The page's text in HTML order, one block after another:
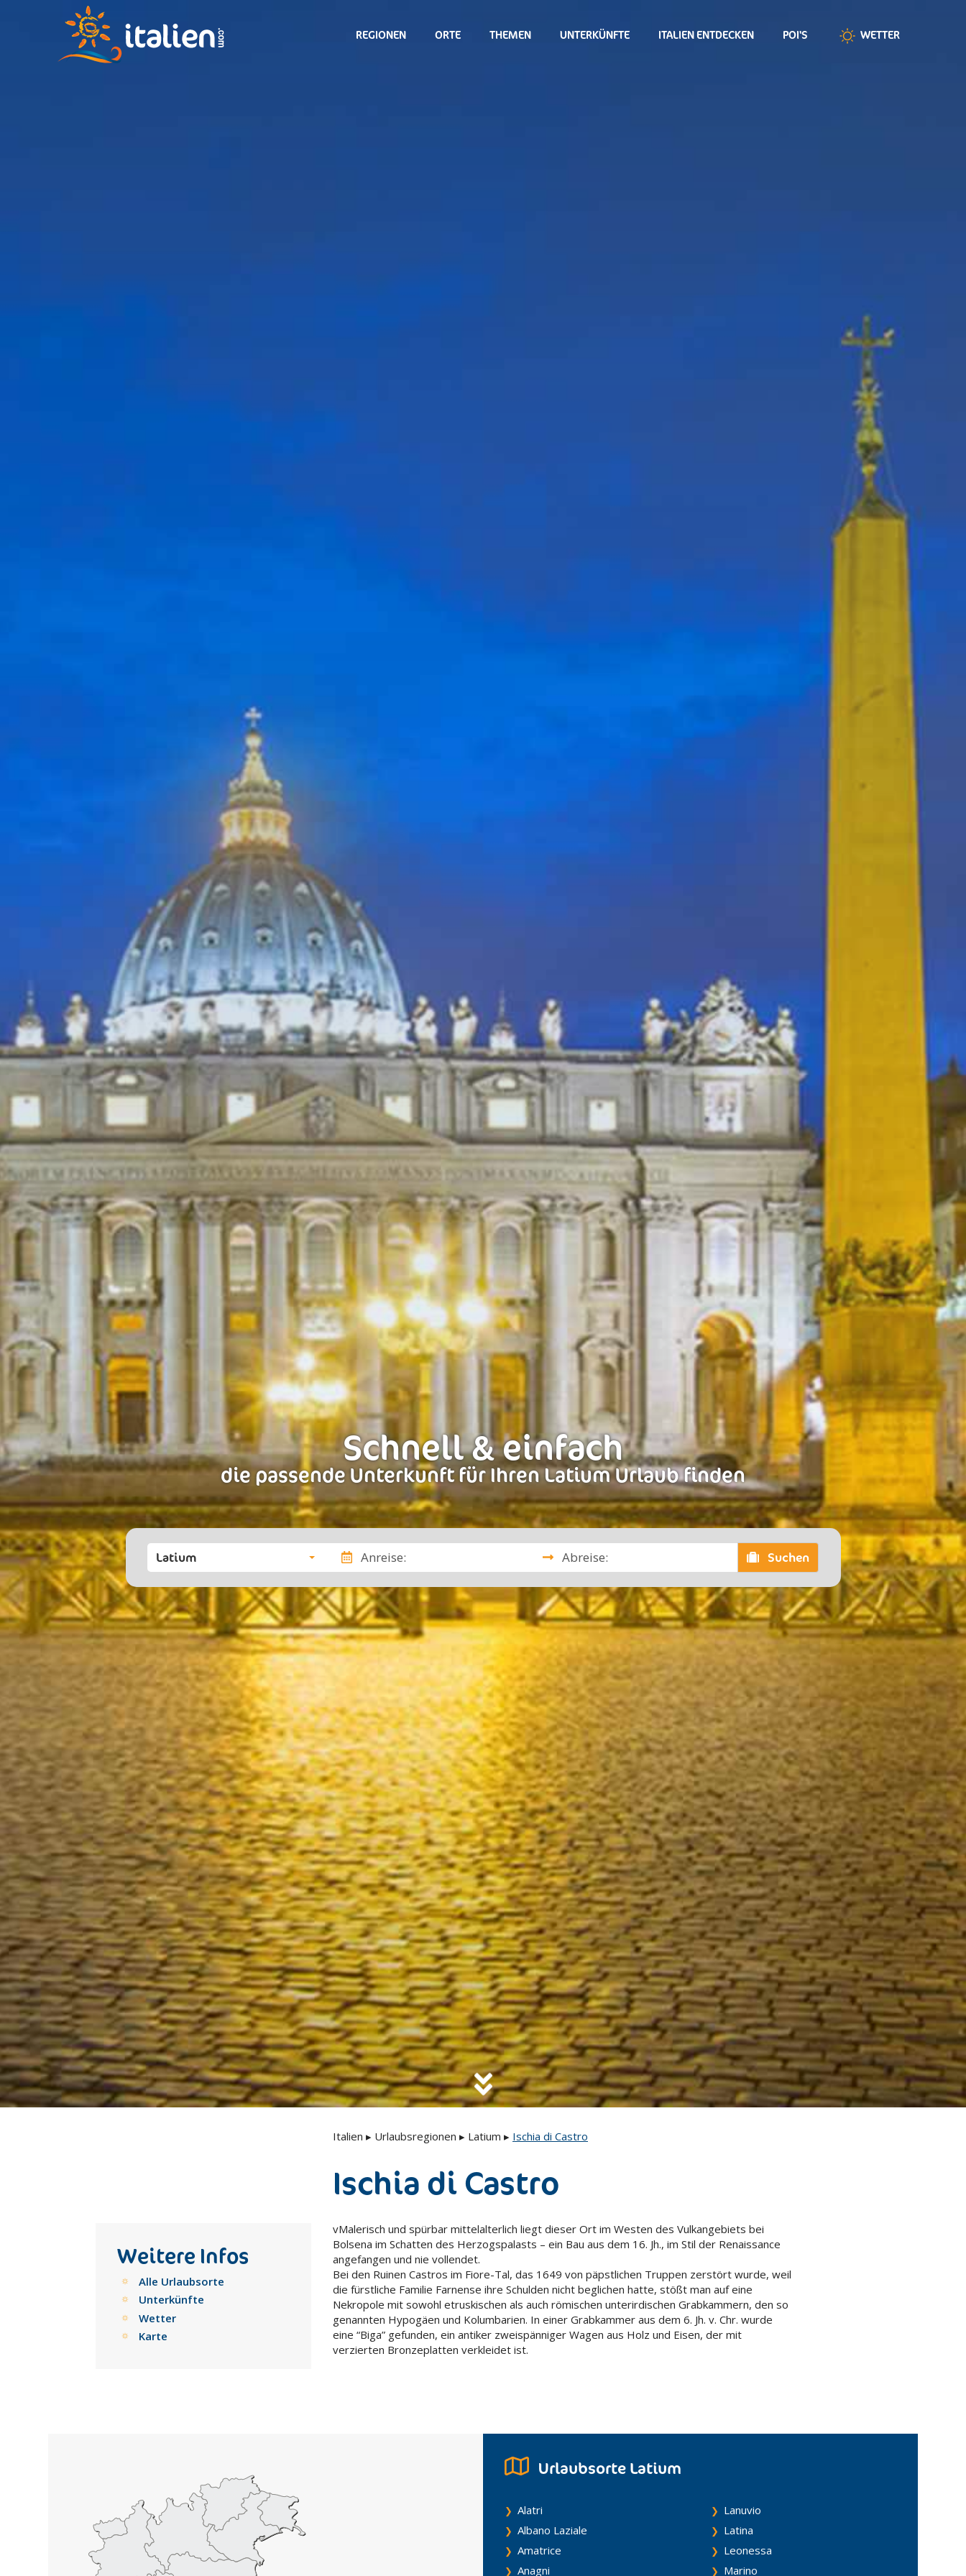
REGIONEN ORTE THEMEN UNTERKÜNFTE ITALIEN ENTDECKEN POI'S WETTER
Schnell & einfach
die passende Unterkunft für Ihren Latium Urlaub finden
Latium Anreise: Abreise: Suchen
Italien ▸ Urlaubsregionen ▸ Latium ▸ Ischia di Castro
Ischia di Castro
vMalerisch und spürbar mittelalterlich liegt dieser Ort im Westen des Vulkangebiets bei
Bolsena im Schatten des Herzogspalasts – ein Bau aus dem 16. Jh., im Stil der Renaissance
angefangen und nie vollendet.
Bei den Ruinen Castros im Fiore-Tal, das 1649 von päpstlichen Truppen zerstört wurde, weil
die fürstliche Familie Farnense ihre Schulden nicht beglichen hatte, stößt man auf eine
Nekropole mit sowohl etruskischen als auch römischen unterirdischen Grabkammern, den so
genannten Hypogäen und Kolumbarien. In einer Grabkammer aus dem 6. Jh. v. Chr. wurde
eine “Biga” gefunden, ein antiker zweispänniger Wagen aus Holz und Eisen, der mit
verzierten Bronzeplatten verkleidet ist.
Weitere Infos
Alle Urlaubsorte
Unterkünfte
Wetter
Karte
Urlaubsorte Latium
Alatri
Albano Laziale
Amatrice
Anagni
Lanuvio
Latina
Leonessa
Marino